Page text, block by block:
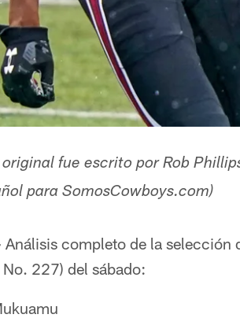
fue escrito por Rob
para SomosCowboys.com)
Análisis completo de la selección
227) del sábado: